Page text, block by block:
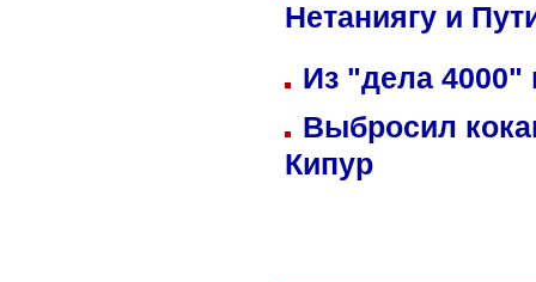
Нетаниягу и
Из "дела 4000"
Выбросил
Кипур